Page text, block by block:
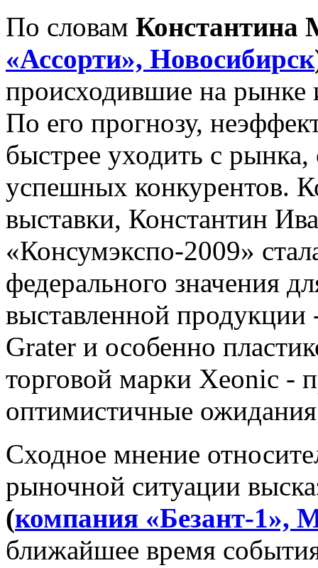
По словам Константина
«Ассорти», Новосибирск
происходившие на рынке
По его прогнозу,
быстрее уходить с
успешных конкурентов.
выставки, Константин
«Консумэкспо-2009»
федерального значения
выставленной
Grater и особенно
торговой марки Xeonic -
оптимистичные
Сходное мнение
рыночной ситуации
(компания «Безант-1»,
ближайшее время